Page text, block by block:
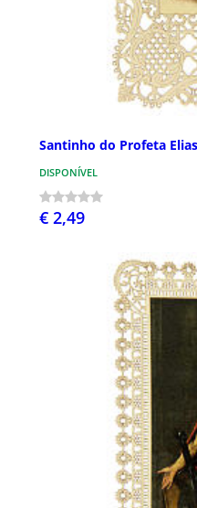
Santinho do Profeta
DISPONÍVEL
€ 2,49